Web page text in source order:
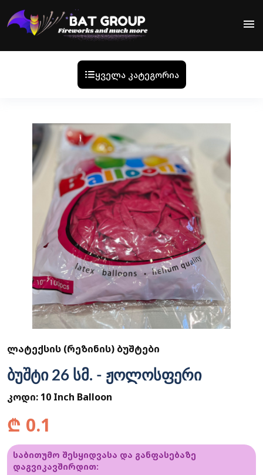
menu
ყველა კატეგორია
ᲚᲐᲢᲔᲥᲡᲘᲡ (ᲠᲔᲖᲘᲜᲘᲡ) ᲑᲣᲨᲢᲔᲑᲘ
ბუშტი 26 სმ. - ჟოლოსფერი
კოდი: 10 Inch Balloon
₾ 0.1
საბითუმო შესყიდვასა და განფასებაზე
დაგვიკავშირდით: